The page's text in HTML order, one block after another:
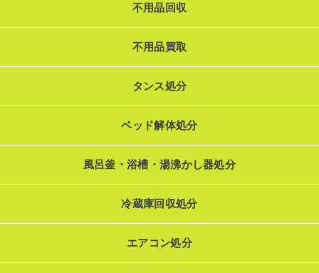
不用品回収
不用品買取
タンス処分
ベッド解体処分
風呂釜・浴槽・湯沸かし器処分
冷蔵庫回収処分
エアコン処分